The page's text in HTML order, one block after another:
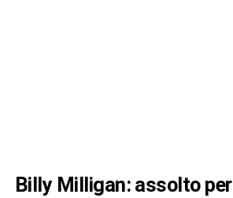
Billy Milligan: assolto per la